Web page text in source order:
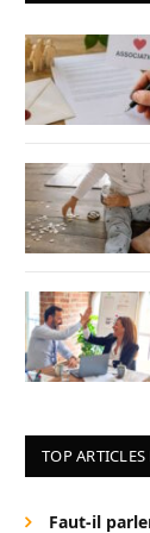
TOP
Faut-il